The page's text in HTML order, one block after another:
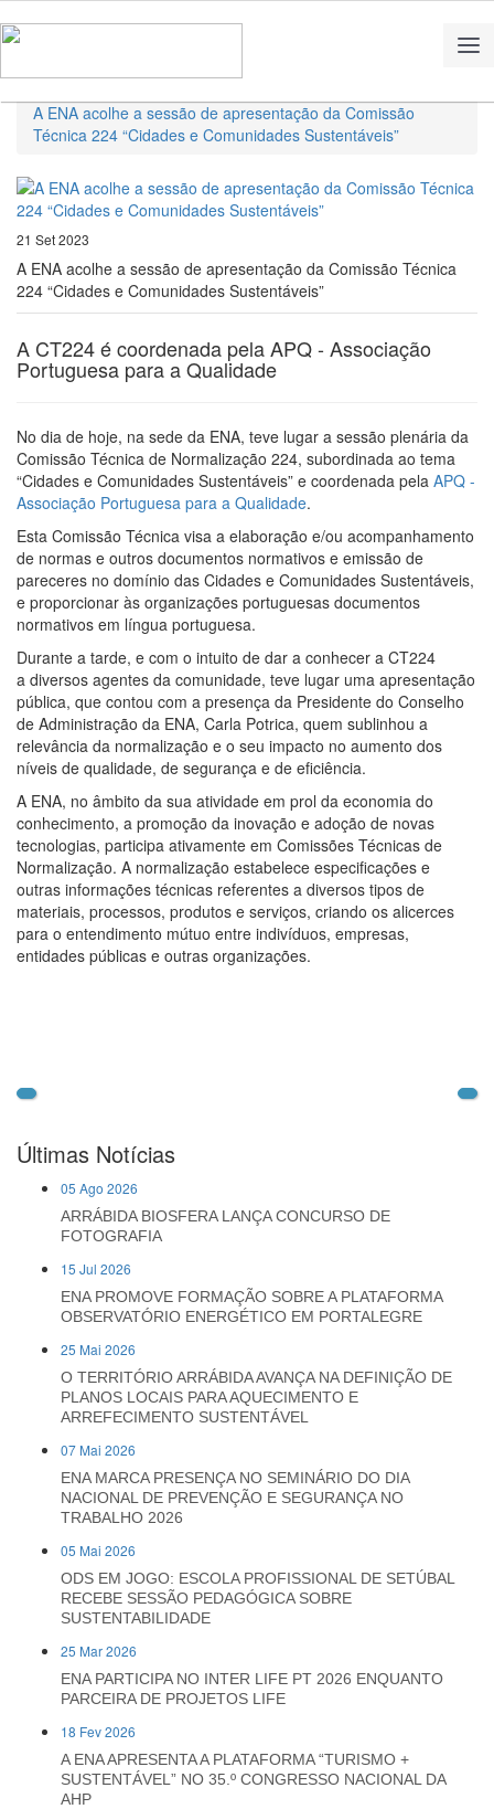
A ENA acolhe a sessão de apresentação da Comissão
Técnica 224 “Cidades e Comunidades Sustentáveis”
21 Set 2023
A ENA acolhe a sessão de apresentação da Comissão Técnica
224 “Cidades e Comunidades Sustentáveis”
A CT224 é coordenada pela APQ - Associação
Portuguesa para a Qualidade
No dia de hoje, na sede da ENA, teve lugar a sessão plenária da
Comissão Técnica de Normalização 224, subordinada ao tema
“Cidades e Comunidades Sustentáveis” e coordenada pela APQ -
Associação Portuguesa para a Qualidade.
Esta Comissão Técnica visa a elaboração e/ou acompanhamento
de normas e outros documentos normativos e emissão de
pareceres no domínio das Cidades e Comunidades Sustentáveis,
e proporcionar às organizações portuguesas documentos
normativos em língua portuguesa.
Durante a tarde, e com o intuito de dar a conhecer a CT224
a diversos agentes da comunidade, teve lugar uma apresentação
pública, que contou com a presença da Presidente do Conselho
de Administração da ENA, Carla Potrica, quem sublinhou a
relevância da normalização e o seu impacto no aumento dos
níveis de qualidade, de segurança e de eficiência.
A ENA, no âmbito da sua atividade em prol da economia do
conhecimento, a promoção da inovação e adoção de novas
tecnologias, participa ativamente em Comissões Técnicas de
Normalização. A normalização estabelece especificações e
outras informações técnicas referentes a diversos tipos de
materiais, processos, produtos e serviços, criando os alicerces
para o entendimento mútuo entre indivíduos, empresas,
entidades públicas e outras organizações.
Últimas Notícias
05 Ago 2026
ARRÁBIDA BIOSFERA LANÇA CONCURSO DE
FOTOGRAFIA
15 Jul 2026
ENA PROMOVE FORMAÇÃO SOBRE A PLATAFORMA
OBSERVATÓRIO ENERGÉTICO EM PORTALEGRE
25 Mai 2026
O TERRITÓRIO ARRÁBIDA AVANÇA NA DEFINIÇÃO DE
PLANOS LOCAIS PARA AQUECIMENTO E
ARREFECIMENTO SUSTENTÁVEL
07 Mai 2026
ENA MARCA PRESENÇA NO SEMINÁRIO DO DIA
NACIONAL DE PREVENÇÃO E SEGURANÇA NO
TRABALHO 2026
05 Mai 2026
ODS EM JOGO: ESCOLA PROFISSIONAL DE SETÚBAL
RECEBE SESSÃO PEDAGÓGICA SOBRE
SUSTENTABILIDADE
25 Mar 2026
ENA PARTICIPA NO INTER LIFE PT 2026 ENQUANTO
PARCEIRA DE PROJETOS LIFE
18 Fev 2026
A ENA APRESENTA A PLATAFORMA “TURISMO +
SUSTENTÁVEL” NO 35.º CONGRESSO NACIONAL DA
AHP